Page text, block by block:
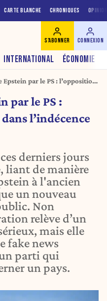
CARTE BLANCHE CHRONIQUES
INTERNATIONAL ÉCONOMIE
S'ABONNER CONNEXION
par le PS : l’opposition
par le PS :
l’indécence
derniers jours
liant de manière
à l'ancien
un nouveau
Non
relève d’un
mais elle
fake news
parti qui
un pays.